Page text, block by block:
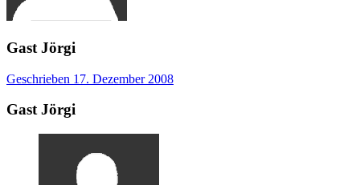
Gast Jörgi
Geschrieben 17. Dezember 2008
Gast Jörgi